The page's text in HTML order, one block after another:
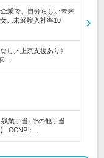
業で、自分らしい未来
…未経験入社率10
し／上京支援あり》
…
業手当+その他手当
CCNP：…